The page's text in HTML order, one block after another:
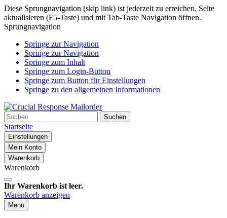
Diese Sprungnavigation (skip link) ist jederzeit zu erreichen, Seite
aktualisieren (F5-Taste) und mit Tab-Taste Navigation öffnen.
Sprungnavigation
Springe zur Navigation
Springe zur Navigation
Springe zum Inhalt
Springe zum Login-Button
Springe zum Button für Einstellungen
Springe zu den allgemeinen Informationen
Suchen
Startseite
Einstellungen
Mein Konto
Warenkorb
Warenkorb
Ihr Warenkorb ist leer.
Warenkorb anzeigen
Menü